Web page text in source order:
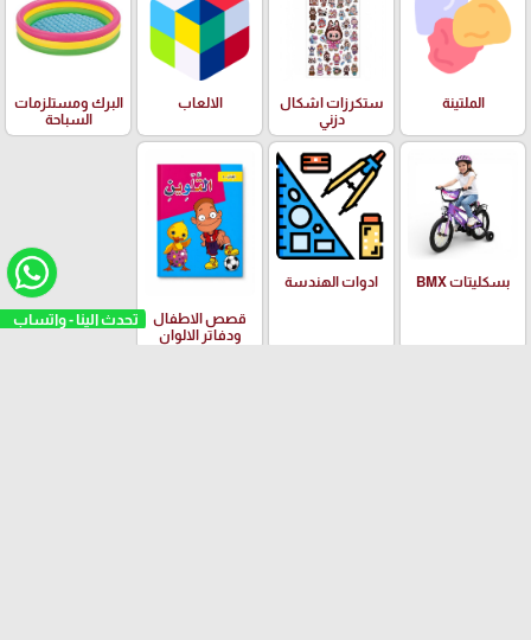
تحدث الينا - واتساب
الملتينة
ستكرزات اشكال
دزني
الالعاب
البرك ومستلزمات
السباحة
بسكليتات BMX ادوات الهندسة
قصص الاطفال
ودفاتر الالوان